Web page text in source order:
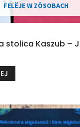
FELËJE W ZÔSOBACH
stolica Kaszub –